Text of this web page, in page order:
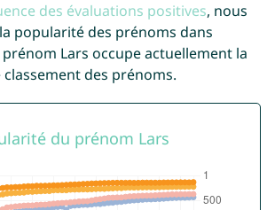
des évaluations positives, nous
popularité des prénoms dans
Lars occupe actuellement la
des prénoms.